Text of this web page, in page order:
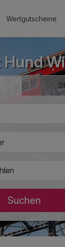
Wertgutscheine
Suchen